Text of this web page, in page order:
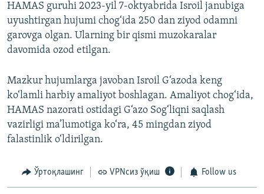
HAMAS guruhi 2023-yil 7-oktyabrida Isroil janubiga
uyushtirgan hujumi chog‘ida 250 dan ziyod odamni
garovga olgan. Ularning bir qismi muzokaralar
davomida ozod etilgan.
Mazkur hujumlarga javoban Isroil G‘azoda keng
ko‘lamli harbiy amaliyot boshlagan. Amaliyot chog‘ida,
HAMAS nazorati ostidagi G‘azo Sog‘liqni saqlash
vazirligi ma’lumotiga ko‘ra, 45 mingdan ziyod
falastinlik o‘ldirilgan.
Ўртоқлашинг VPNсиз ўқиш Follow us